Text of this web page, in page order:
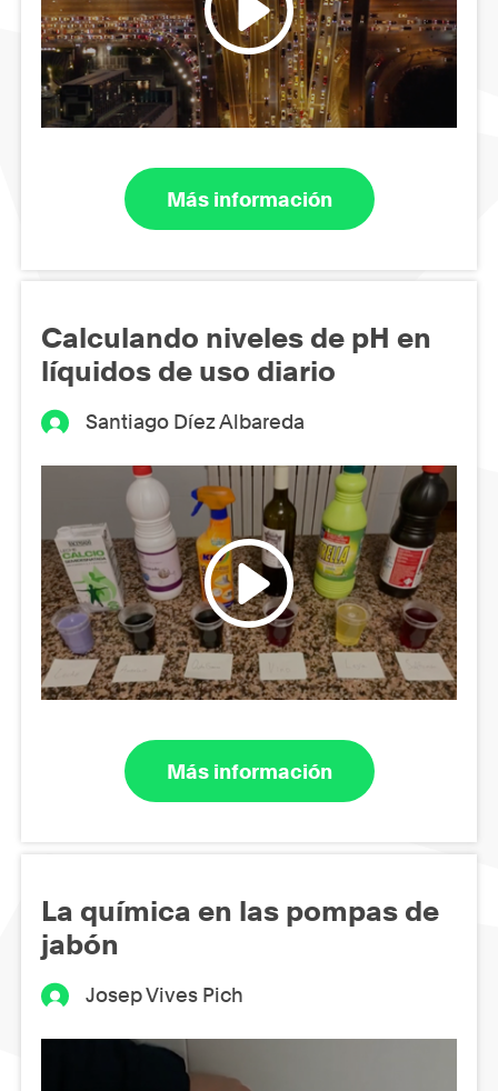
Más información
Calculando niveles de pH en
líquidos de uso diario
Santiago Díez Albareda
Más información
La química en las pompas de
jabón
Josep Vives Pich